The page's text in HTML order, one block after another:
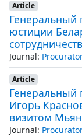
Article
Генеральный
юстиции
Journal:
Article
Генеральный
Игорь
визитом
Journal: